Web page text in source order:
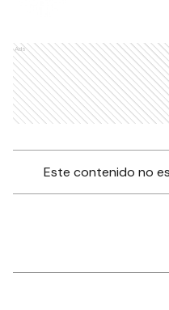
Ads
Este contenido no